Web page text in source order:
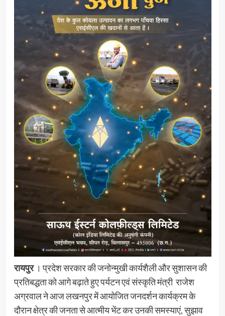
रायपुर। प्रदेश सरकार की जनोन्मुखी कार्यशैली और सुशासन की
प्रतिबद्धता को आगे बढ़ाते हुए पर्यटन एवं संस्कृति मंत्री राजेश
अग्रवाल ने आज लखनपुर में आयोजित जनदर्शन कार्यक्रम के
दौरान क्षेत्र की जनता से आत्मीय भेंट कर उनकी समस्याएं, सुझाव